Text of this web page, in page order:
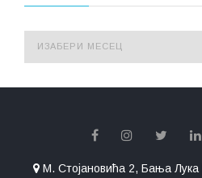
М. Стојановића 2, Бања Лука |